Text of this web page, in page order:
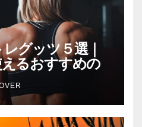
グッツ５選｜
るおすすめの
紹介